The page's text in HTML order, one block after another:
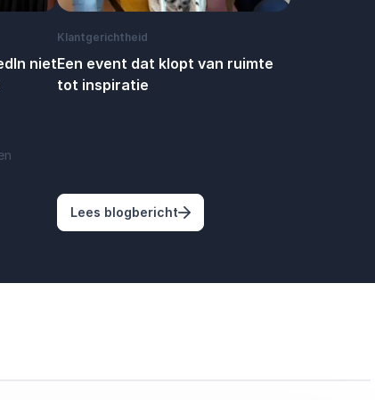
waarom agentic branding nú belangrijk is
niet
applaus op LinkedIn niet genoeg is – en wat echte
Klantgerichtheid
Een event dat klopt van ruimte
tot inspiratie
Lees blogbericht: Een event dat klopt van